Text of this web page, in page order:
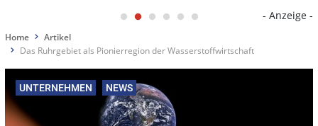
- Anzeige -
Home
Artikel
Das Ruhrgebiet als Pionierregion der Wasserstoffwirtschaft
UNTERNEHMEN NEWS